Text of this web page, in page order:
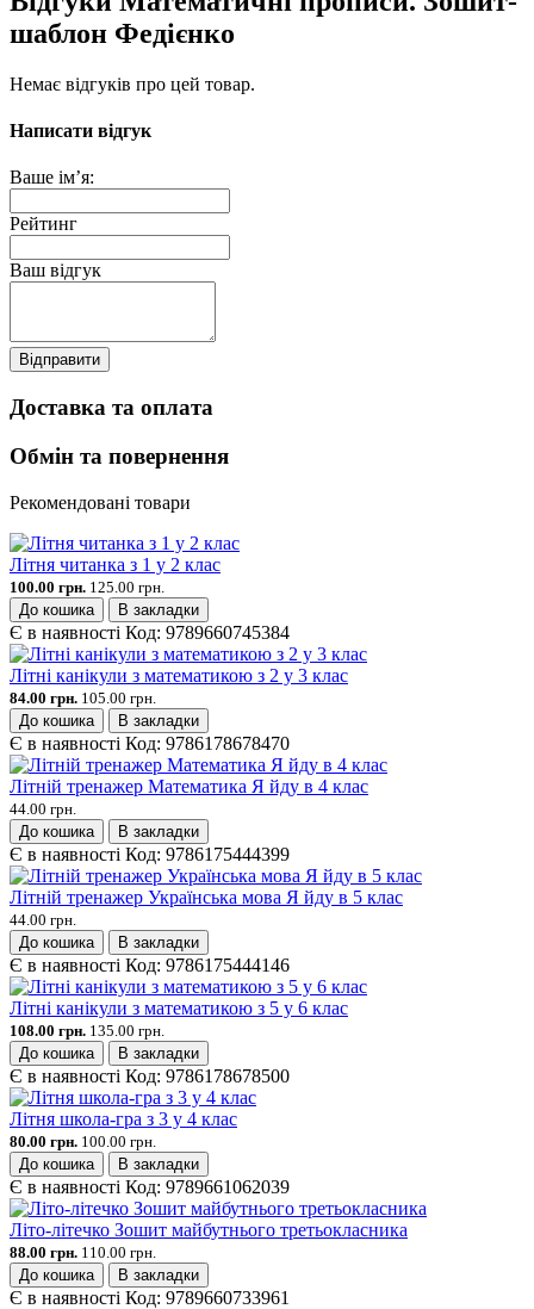
шаблон Федієнко
Немає відгуків про цей товар.
Написати відгук
Ваше ім’я:
Рейтинг
Ваш відгук
Відправити
Доставка та оплата
Обмін та повернення
Рекомендовані товари
Літня читанка з 1 у 2 клас
100.00 грн. 125.00 грн.
До кошика
В закладки
Є в наявності Код: 9789660745384
Літні канікули з математикою з 2 у 3 клас
84.00 грн. 105.00 грн.
До кошика
В закладки
Є в наявності Код: 9786178678470
Літній тренажер Математика Я йду в 4 клас
44.00 грн.
До кошика
В закладки
Є в наявності Код: 9786175444399
Літній тренажер Українська мова Я йду в 5 клас
44.00 грн.
До кошика
В закладки
Є в наявності Код: 9786175444146
Літні канікули з математикою з 5 у 6 клас
108.00 грн. 135.00 грн.
До кошика
В закладки
Є в наявності Код: 9786178678500
Літня школа-гра з 3 у 4 клас
80.00 грн. 100.00 грн.
До кошика
В закладки
Є в наявності Код: 9789661062039
Літо-літечко Зошит майбутнього третьокласника
88.00 грн. 110.00 грн.
До кошика
В закладки
Є в наявності Код: 9789660733961